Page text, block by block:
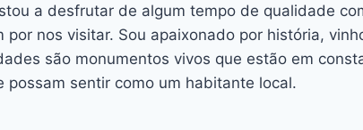
a desfrutar de algum tempo de qualidade
nos visitar. Sou apaixonado por história,
são monumentos vivos que estão em
sentir como um habitante local.